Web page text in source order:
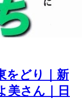
をどり｜新
美さん｜日